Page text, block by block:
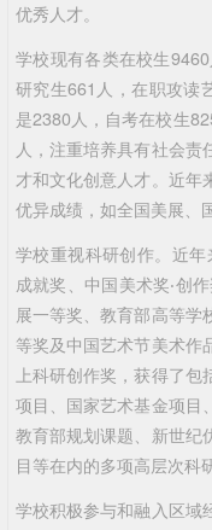
优秀人才。
学校现有各类在校生
研究生661人，在职攻读
是2380人，自考在校生
人，注重培养具有社会责
才和文化创意人才。近年
优异成绩，如全国美展、
学校重视科研创作。近
成就奖、中国美术奖‧创
展一等奖、教育部高等学
等奖及中国艺术节美术作
上科研创作奖，获得了
项目、国家艺术基金项目
教育部规划课题、新世纪
目等在内的多项高层次科
学校积极参与和融入区域